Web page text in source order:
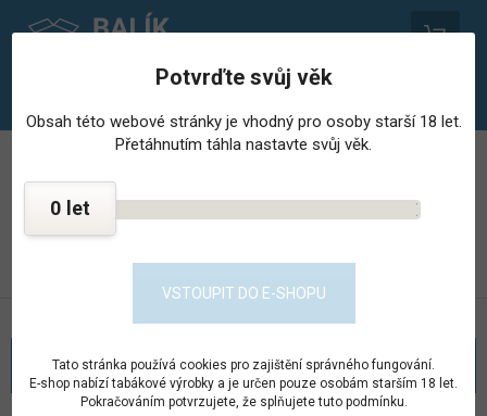
PROVOZOVNA STŘEDISKA HOSPODÁŘSKÉ ČINNNOSTI
KONTAKT
KATEGORIE
Potvrďte svůj věk
Obsah této webové stránky je vhodný pro osoby starší 18 let.
Přetáhnutím táhla nastavte svůj věk.
0
VSTOUPIT DO E-SHOPU
Tato stránka používá cookies pro zajištění správného fungování.
E-shop nabízí tabákové výrobky a je určen pouze osobám starším 18 let.
Pokračováním potvrzujete, že splňujete tuto podmínku.